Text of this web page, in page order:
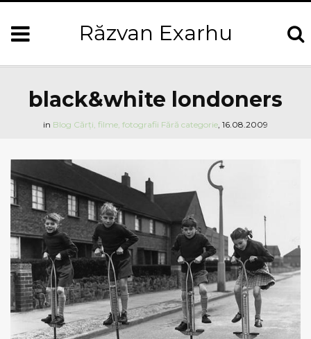
Răzvan Exarhu
black&white londoners
in Blog Cărți, filme, fotografii Fără categorie, 16.08.2009